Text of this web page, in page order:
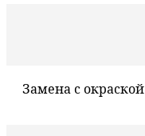
Замена с окраской